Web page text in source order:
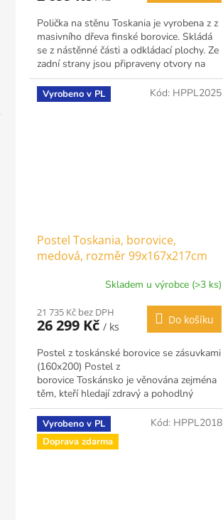
Polička na stěnu Toskania je vyrobena z z
masivního dřeva finské borovice. Skládá
se z nástěnné části a odkládací plochy. Ze
zadní strany jsou připraveny otvory na
zavěšení na...
Vyrobeno v PL
Postel Toskania, borovice,
medová, rozměr 99x167x217cm
Skladem u výrobce (>3 ks)
21 735 Kč bez DPH
26 299 Kč / ks
Do košíku
Postel z toskánské borovice se zásuvkami
(160x200) Postel z
borovice Toskánsko je věnována zejména
těm, kteří hledají zdravý a pohodlný
spánek. Protože trávíme hodně času v...
Kód: HPPL2025
Vyrobeno v PL
Doprava zdarma
Kód: HPPL2018